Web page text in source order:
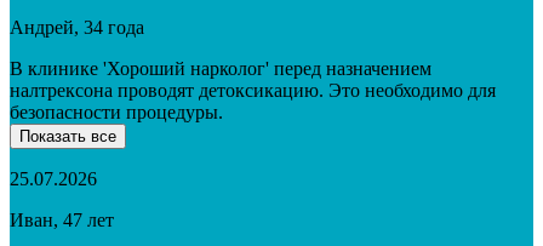
Андрей, 34 года
В клинике 'Хороший нарколог' перед назначением
налтрексона проводят детоксикацию. Это необходимо для
безопасности процедуры.
Показать все
25.07.2026
Иван, 47 лет